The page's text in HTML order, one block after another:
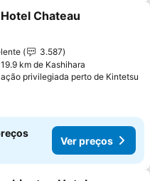
aos favoritos
Chateau
3.587
km de Kashihara
privilegiada perto de Kintetsu
Ver preços